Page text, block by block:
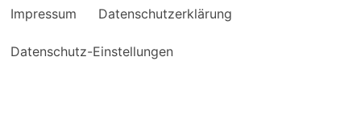
Impressum Datenschutzerklärung
Datenschutz-Einstellungen